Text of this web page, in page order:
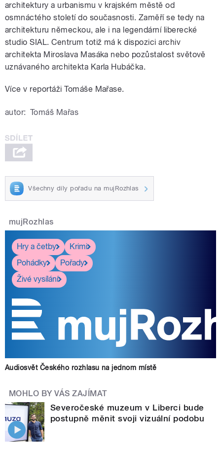
architektury a urbanismu v krajském městě od
osmnáctého století do současnosti. Zaměří se tedy na
architekturu německou, ale i na legendární liberecké
studio SIAL. Centrum totiž má k dispozici archiv
architekta Miroslava Masáka nebo pozůstalost světově
uznávaného architekta Karla Hubáčka.
Více v reportáži Tomáše Mařase.
autor: Tomáš Mařas
Všechny díly pořadu na mujRozhlas
mujRozhlas
Hry a četby
Krimi
Pohádky
Pořady
Živé vysílání
Audiosvět Českého rozhlasu na jednom místě
MOHLO BY VÁS ZAJÍMAT
Severočeské muzeum v Liberci bude
postupně měnit svoji vizuální podobu